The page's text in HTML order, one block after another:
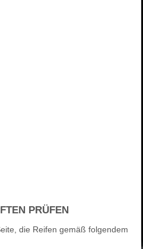
PRÜFEN
die Reifen gemäß folgendem